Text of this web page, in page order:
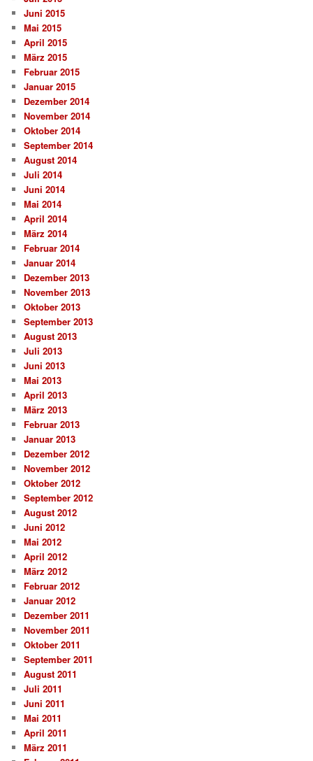
Juni 2015
Mai 2015
April 2015
März 2015
Februar 2015
Januar 2015
Dezember 2014
November 2014
Oktober 2014
September 2014
August 2014
Juli 2014
Juni 2014
Mai 2014
April 2014
März 2014
Februar 2014
Januar 2014
Dezember 2013
November 2013
Oktober 2013
September 2013
August 2013
Juli 2013
Juni 2013
Mai 2013
April 2013
März 2013
Februar 2013
Januar 2013
Dezember 2012
November 2012
Oktober 2012
September 2012
August 2012
Juni 2012
Mai 2012
April 2012
März 2012
Februar 2012
Januar 2012
Dezember 2011
November 2011
Oktober 2011
September 2011
August 2011
Juli 2011
Juni 2011
Mai 2011
April 2011
März 2011